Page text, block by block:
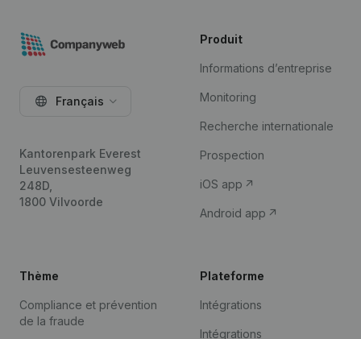
Français
Kantorenpark Everest
Leuvensesteenweg
248D,
1800 Vilvoorde
Produit
Informations d’entreprise
Monitoring
Recherche internationale
Prospection
iOS app
Android app
Thème
Compliance et prévention
de la fraude
Plateforme
Intégrations
Intégrations